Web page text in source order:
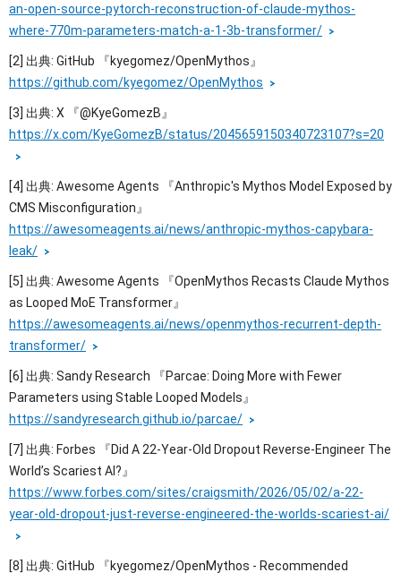
an-open-source-pytorch-reconstruction-of-claude-mythos-
where-770m-parameters-match-a-1-3b-transformer/
[2] 出典: GitHub 『kyegomez/OpenMythos』
https://github.com/kyegomez/OpenMythos
[3] 出典: X 『@KyeGomezB』
https://x.com/KyeGomezB/status/2045659150340723107?s=20
[4] 出典: Awesome Agents 『Anthropic's Mythos Model Exposed by
CMS Misconfiguration』
https://awesomeagents.ai/news/anthropic-mythos-capybara-
leak/
[5] 出典: Awesome Agents 『OpenMythos Recasts Claude Mythos
as Looped MoE Transformer』
https://awesomeagents.ai/news/openmythos-recurrent-depth-
transformer/
[6] 出典: Sandy Research 『Parcae: Doing More with Fewer
Parameters using Stable Looped Models』
https://sandyresearch.github.io/parcae/
[7] 出典: Forbes 『Did A 22-Year-Old Dropout Reverse-Engineer The
World’s Scariest AI?』
https://www.forbes.com/sites/craigsmith/2026/05/02/a-22-
year-old-dropout-just-reverse-engineered-the-worlds-scariest-ai/
[8] 出典: GitHub 『kyegomez/OpenMythos - Recommended